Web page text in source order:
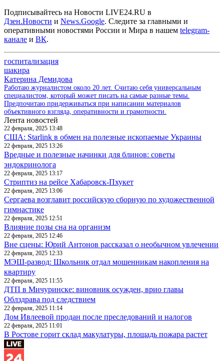
Подписывайтесь на Новости LIVE24.RU в
Дзен.Новости и News.Google. Следите за главными и
оперативными новостями России и Мира в нашем telegram-
канале и ВК.
госпитализация
шакира
Катерина Демидова
Работаю журналистом около 20 лет. Считаю себя универсальным
специалистом, который может писать на самые разные темы.
Предпочитаю придерживаться при написании материалов
объективного взгляда, оперативности и грамотности.
Лента новостей
22 февраля, 2025 13:48
США: Starlink в обмен на полезные ископаемые Украины
22 февраля, 2025 13:26
Вредные и полезные начинки для блинов: советы
эндокринолога
22 февраля, 2025 13:17
Стриптиз на рейсе Хабаровск-Пхукет
22 февраля, 2025 13:06
Сергаева возглавит российскую сборную по художественной
гимнастике
22 февраля, 2025 12:51
Влияние позы сна на организм
22 февраля, 2025 12:46
Вне сцены: Юрий Антонов рассказал о необычном увлечении
22 февраля, 2025 12:33
МЭШ-развод: Школьник отдал мошенникам накопления на
квартиру
22 февраля, 2025 11:55
ДТП в Мичуринске: виновник осужден, врио главы
Облздрава под следствием
22 февраля, 2025 11:14
Дом Ивлеевой продан после преследований и налогов
22 февраля, 2025 11:01
В Ростове горит склад макулатуры, площадь пожара растет